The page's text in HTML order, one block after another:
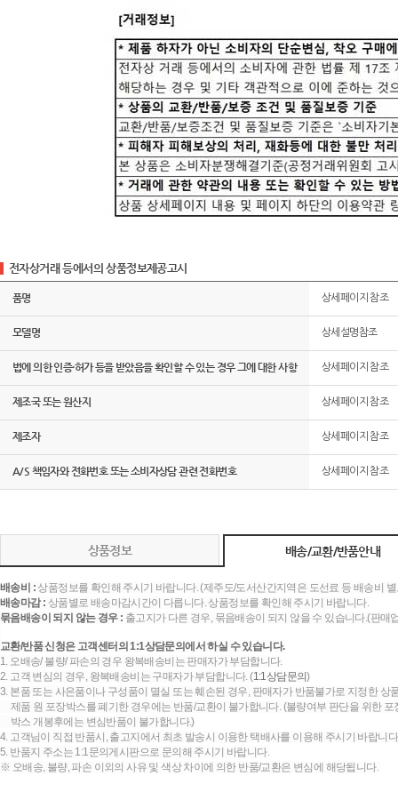
전자상거래 등에서의 상품정보제공고시
품명 상세페이지 참조
모델명 상세설명참조
법에 의한 인증·허가 등을 받았음을 확인할 수 있는 경우 그에 대한 사항 상세페이지 참조
제조국 또는 원산지 상세페이지 참조
제조자 상세페이지 참조
A/S 책임자와 전화번호 또는 소비자상담 관련 전화번호 상세페이지 참조
상품정보 배송/교환/반품안내
배송비 :상품정보를 확인해 주시기 바랍니다. (제주도/도서산간지역은 도선료 등 배송비
배송마감 : 상품별로 배송마감시간이 다릅니다. 상품정보를 확인해 주시기 바랍니다.
묶음배송이 되지 않는 경우 : 출고지가 다른 경우, 묶음배송이 되지 않을 수 있습니다.(판
교환/반품 신청은 고객센터의 1:1상담문의에서 하실 수 있습니다.
1. 오배송/ 불량/ 파손의 경우 왕복배송비는 판매자가 부담합니다.
2. 고객 변심의 경우, 왕복배송비는 구매자가 부담합니다. (1:1상담문의)
3. 본품 또는 사은품이나 구성품이 멸실 또는 훼손된 경우, 판매자가 반품불가로 지정한 상
제품 원 포장박스를 폐기한 경우에는 반품/교환이 불가합니다. (불량여부 판단을 위한
박스 개봉후에는 변심반품이 불가합니다.)
4. 고객님이 직접 반품시, 출고지에서 최초 발송시 이용한 택배사를 이용해 주시기 바랍니
5. 반품지 주소는 1:1문의게시판으로 문의해 주시기 바랍니다.
※ 오배송, 불량, 파손 이외의 사유 및 색상 차이에 의한 반품/교환은 변심에 해당됩니다.